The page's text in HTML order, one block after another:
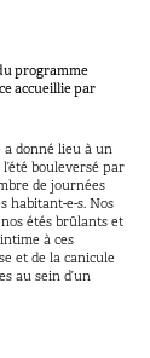
programme
accueillie par
a donné lieu à un
bouleversé par
de journées
habitant-e-s. Nos
étés brûlants et
à ces
et de la canicule
au sein d’un